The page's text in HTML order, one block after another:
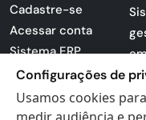
Cadastre-se
Acessar conta
Sistema ERP
Apresentação
PDF
Loja -
Configurações de
Usamos cookies